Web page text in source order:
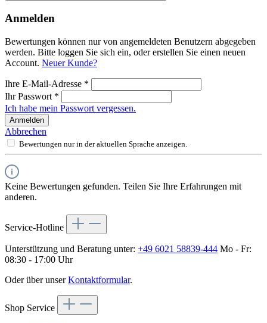
Anmelden
Bewertungen können nur von angemeldeten Benutzern abgegeben
werden. Bitte loggen Sie sich ein, oder erstellen Sie einen neuen
Account. Neuer Kunde?
Ihre E-Mail-Adresse *
Ihr Passwort *
Ich habe mein Passwort vergessen.
Anmelden
Abbrechen
Bewertungen nur in der aktuellen Sprache anzeigen.
Keine Bewertungen gefunden. Teilen Sie Ihre Erfahrungen mit
anderen.
Service-Hotline
Unterstützung und Beratung unter: +49 6021 58839-444 Mo - Fr:
08:30 - 17:00 Uhr
Oder über unserKontaktformular.
Shop Service